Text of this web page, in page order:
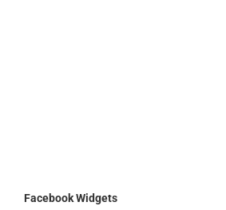
Facebook Widgets